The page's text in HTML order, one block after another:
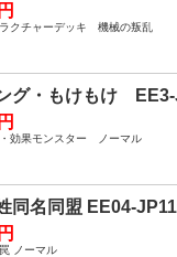
クチャーデッキ 機械の叛乱
グ・もけもけ
効果モンスター ノーマル
同名同盟 EE04-
ノーマル